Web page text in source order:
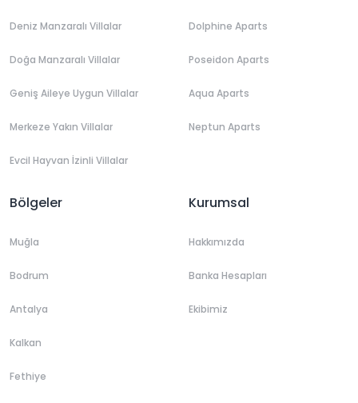
Deniz Manzaralı Villalar
Doğa Manzaralı Villalar
Geniş Aileye Uygun Villalar
Merkeze Yakın Villalar
Evcil Hayvan İzinli Villalar
Dolphine Aparts
Poseidon Aparts
Aqua Aparts
Neptun Aparts
Bölgeler
Muğla
Bodrum
Antalya
Kalkan
Fethiye
Kurumsal
Hakkımızda
Banka Hesapları
Ekibimiz